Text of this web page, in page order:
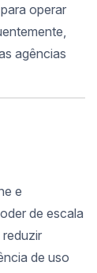
operar
agências
e
de escala
de uso